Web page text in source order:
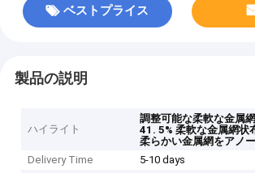
ベストプライス
製品の説明
ハイライト
調整可能な柔軟な金属
41. 5% 柔軟な金属網状
柔らかい金属網をアノ
Delivery Time
5-10 days